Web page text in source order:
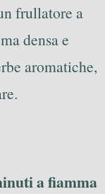
frullatore a
densa e
aromatiche,
a fiamma